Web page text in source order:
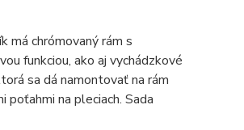
má chrómovaný rám s
funkciou, ako aj vychádzkové
sa dá namontovať na rám
na pleciach. Sada